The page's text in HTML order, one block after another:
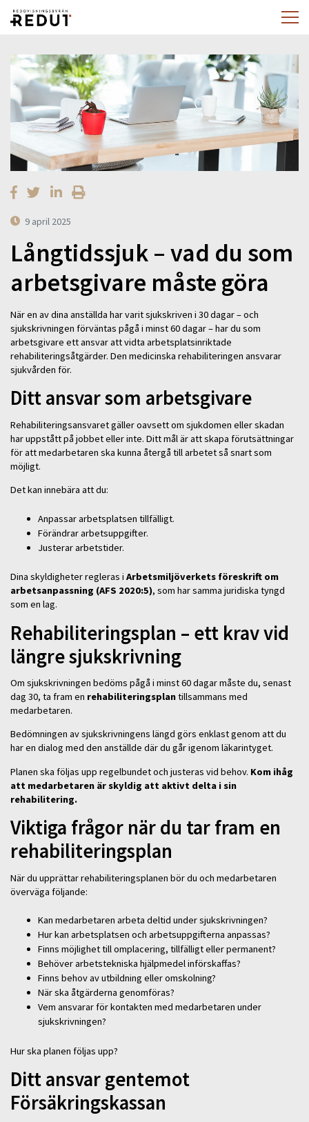
9 april 2025
Långtidssjuk – vad du som
arbetsgivare måste göra
När en av dina anställda har varit sjukskriven i 30 dagar – och
sjukskrivningen förväntas pågå i minst 60 dagar – har du som
arbetsgivare ett ansvar att vidta arbetsplatsinriktade
rehabiliteringsåtgärder. Den medicinska rehabiliteringen ansvarar
sjukvården för.
Ditt ansvar som arbetsgivare
Rehabiliteringsansvaret gäller oavsett om sjukdomen eller skadan
har uppstått på jobbet eller inte. Ditt mål är att skapa förutsättningar
för att medarbetaren ska kunna återgå till arbetet så snart som
möjligt.
Det kan innebära att du:
Anpassar arbetsplatsen tillfälligt.
Förändrar arbetsuppgifter.
Justerar arbetstider.
Dina skyldigheter regleras i Arbetsmiljöverkets föreskrift om
arbetsanpassning (AFS 2020:5), som har samma juridiska tyngd
som en lag.
Rehabiliteringsplan – ett krav vid
längre sjukskrivning
Om sjukskrivningen bedöms pågå i minst 60 dagar måste du, senast
dag 30, ta fram en rehabiliteringsplantillsammans med
medarbetaren.
Bedömningen av sjukskrivningens längd görs enklast genom att du
har en dialog med den anställde där du går igenom läkarintyget.
Planen ska följas upp regelbundet och justeras vid behov. Kom ihåg
att medarbetaren är skyldig att aktivt delta i sin
rehabilitering.
Viktiga frågor när du tar fram en
rehabiliteringsplan
När du upprättar rehabiliteringsplanen bör du och medarbetaren
överväga följande:
Kan medarbetaren arbeta deltid under sjukskrivningen?
Hur kan arbetsplatsen och arbetsuppgifterna anpassas?
Finns möjlighet till omplacering, tillfälligt eller permanent?
Behöver arbetstekniska hjälpmedel införskaffas?
Finns behov av utbildning eller omskolning?
När ska åtgärderna genomföras?
Vem ansvarar för kontakten med medarbetaren under
sjukskrivningen?
Hur ska planen följas upp?
Ditt ansvar gentemot
Försäkringskassan